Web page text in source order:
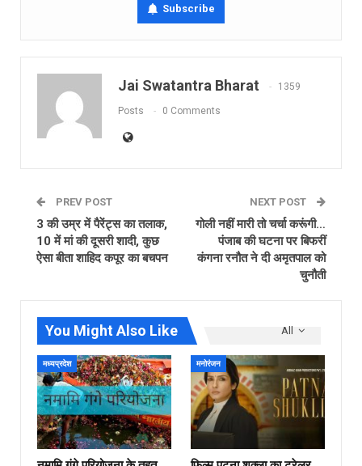
Subscribe
Jai Swatantra Bharat 1359
Posts 0 Comments
PREV POST
3 की उम्र में पैरेंट्स का तलाक,
10 में मां की दूसरी शादी, कुछ
ऐसा बीता शाहिद कपूर का बचपन
NEXT POST
गोली नहीं मारी तो चर्चा करूंगी…
पंजाब की घटना पर बिफरीं
कंगना रनौत ने दी अमृतपाल को
चुनौती
All
You Might Also Like
मध्यप्रदेश मनोरंजन